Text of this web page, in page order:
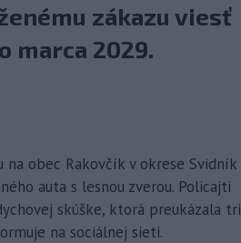
zákazu viesť
marca 2029.
na obec Rakovčík v okrese Svidník
auta s lesnou zverou. Policajti
skúške, ktorá preukázala tri
na sociálnej sieti.